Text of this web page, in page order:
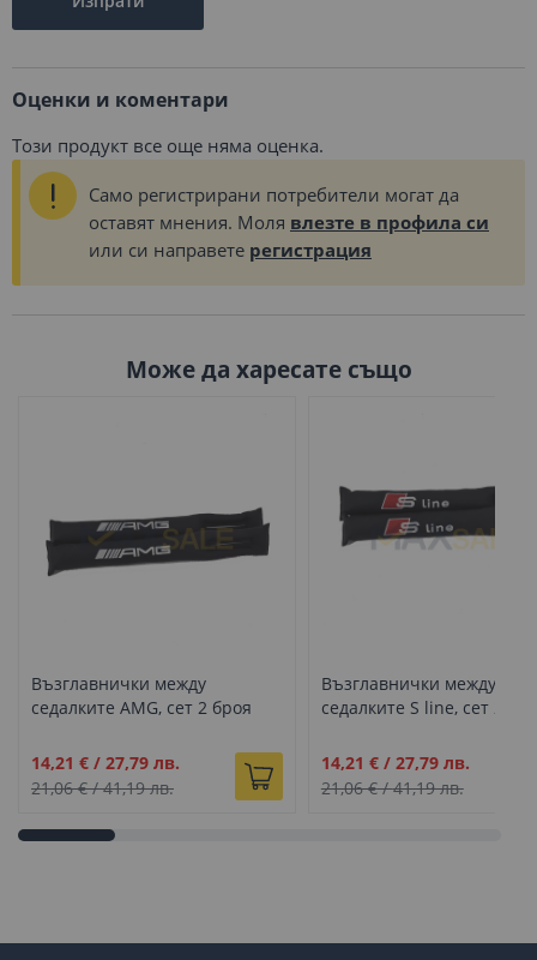
Оценки и коментари
Този продукт все още няма оценка.
Само регистрирани потребители могат да
оставят мнения. Моля влезте в профила си
или си направете регистрация
Може да харесате също
Възглавнички между
седалките AMG, сет 2 броя
Промо
цена
14,21 € / 27,79 лв.
21,06 €/41,19 лв.
Възглавнички между
седалките S line, сет 2
Промо
цена
14,21 €/ 27,79 лв.
21,06 €/41,19 лв.